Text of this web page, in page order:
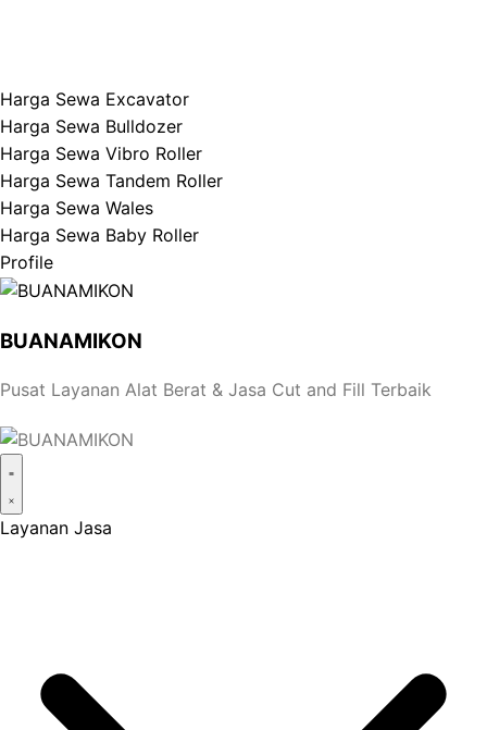
Harga Sewa Excavator
Harga Sewa Bulldozer
Harga Sewa Vibro Roller
Harga Sewa Tandem Roller
Harga Sewa Wales
Harga Sewa Baby Roller
Profile
BUANAMIKON
Pusat Layanan Alat Berat & Jasa Cut and Fill Terbaik
Layanan Jasa